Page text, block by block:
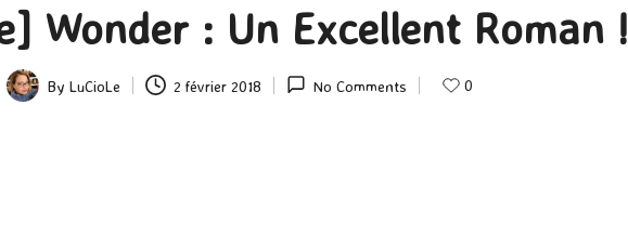
Wonder : Un Excellent Roman !
Posted
ByLuCioLe 2 février 2018 No Comments 0